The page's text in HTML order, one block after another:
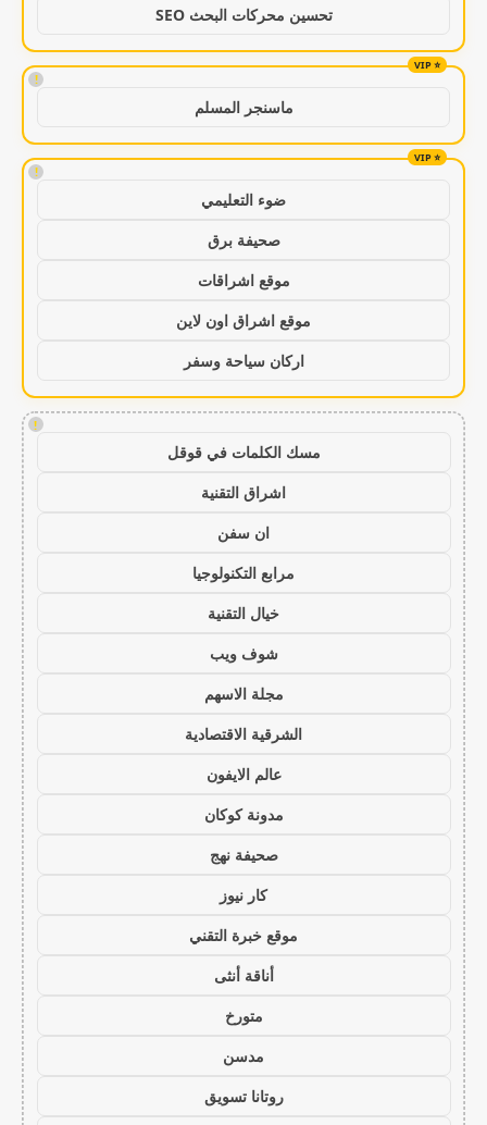
تحسين محركات البحث SEO
!
ماسنجر المسلم
!
ضوء التعليمي
صحيفة برق
موقع اشراقات
موقع اشراق اون لاين
اركان سياحة وسفر
!
مسك الكلمات في قوقل
اشراق التقنية
ان سفن
مرابع التكنولوجيا
خيال التقنية
شوف ويب
مجلة الاسهم
الشرقية الاقتصادية
عالم الايفون
مدونة كوكان
صحيفة نهج
كار نيوز
موقع خبرة التقني
أناقة أنثى
متورخ
مدسن
روتانا تسويق